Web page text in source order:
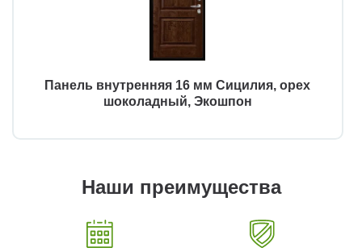
Панель внутренняя 16 мм Сицилия, орех
шоколадный, Экошпон
Наши преимущества